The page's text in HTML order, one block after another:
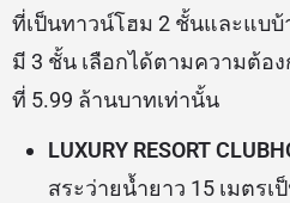
ที่เป็นทาวน์โฮม 2 ชั้นและแบบ้
มี 3 ชั้น เลือกได้ตามความต้อ
ที่ 5.99 ล้านบาทเท่านั้น
LUXURY RESORT
สระว่ายน้ำยาว 15 เมตรเ